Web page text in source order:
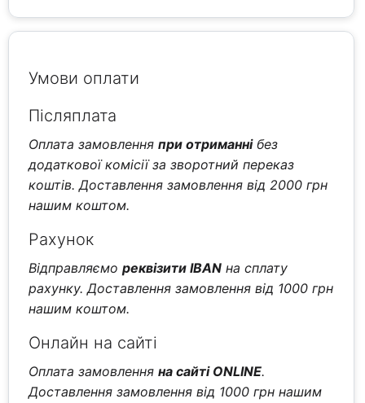
Умови оплати
Післяплата
Оплата замовленняпри отриманнібез
додаткової комісії за зворотний переказ
коштів. Доставлення замовлення від 2000 грн
нашим коштом.
Рахунок
Відправляємореквізити IBAN на сплату
рахунку. Доставлення замовлення від 1000 грн
нашим коштом.
Онлайн на сайті
Оплата замовленняна сайті ONLINE.
Доставлення замовлення від 1000 грн нашим